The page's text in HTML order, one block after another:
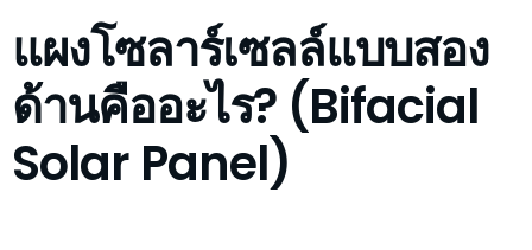
แผงโซลาร์เซลล์แบบสอง
ด้านคืออะไร? (Bifacial
Solar Panel)